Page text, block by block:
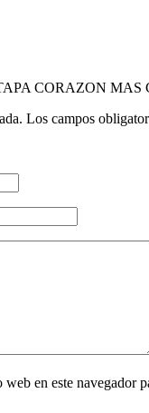
CORAZON MAS
Los campos
en este navegador